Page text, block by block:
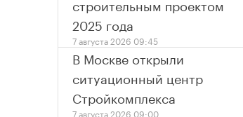
строительным проектом
2025 года
7 августа 2026 09:45
В Москве открыли
ситуационный центр
Стройкомплекса
7 августа 2026 09:00